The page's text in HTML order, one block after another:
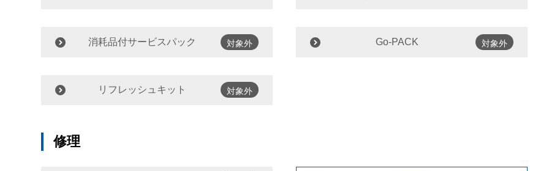
消耗品付サービスパック 対象外 Go-PACK 対象外
リフレッシュキット 対象外
修理